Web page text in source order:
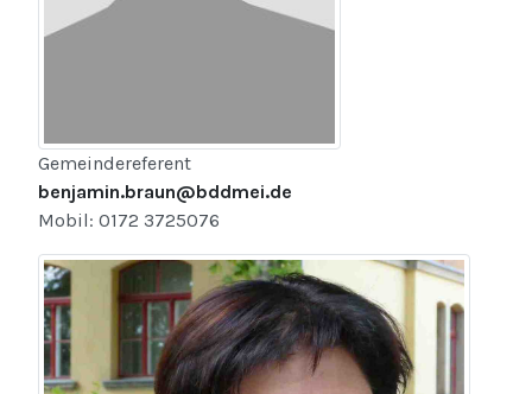
Gemeindereferent
benjamin.braun@bddmei.de
Mobil: 0172 3725076